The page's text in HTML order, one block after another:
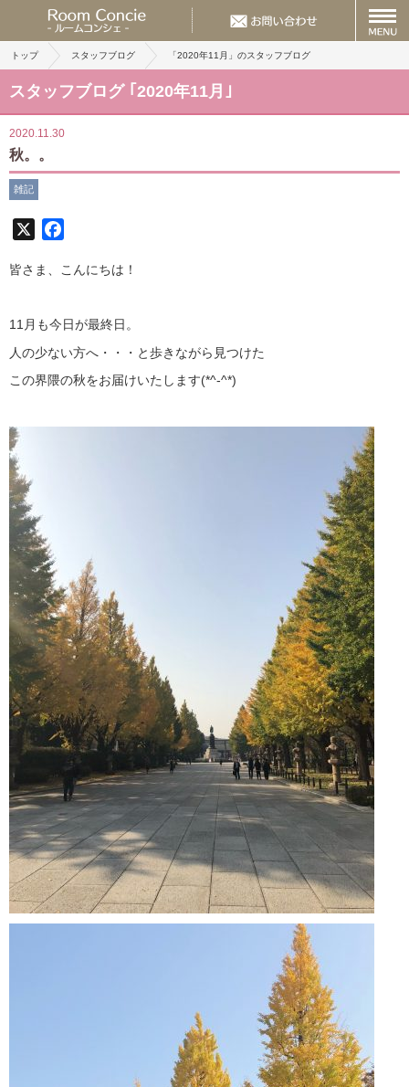
トップ スタッフブログ 「2020年11月」のスタッフブログ
スタッフブログ ｢2020年11月｣
2020.11.30
秋。。
雑記
皆さま、こんにちは！
11月も今日が最終日。
人の少ない方へ・・・と歩きながら見つけた
この界隈の秋をお届けいたします(*^-^*)